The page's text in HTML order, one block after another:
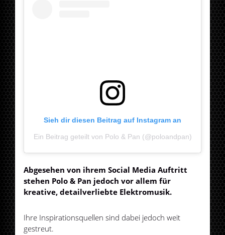
Sieh dir diesen Beitrag auf Instagram an
Ein Beitrag geteilt von Polo & Pan (@poloandpan)
Abgesehen von ihrem Social Media Auftritt
stehen Polo & Pan jedoch vor allem für
kreative, detailverliebte Elektromusik.
Ihre Inspirationsquellen sind dabei jedoch weit
gestreut.